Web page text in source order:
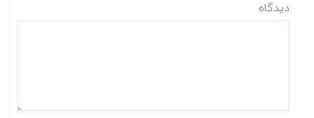
دیدگاه